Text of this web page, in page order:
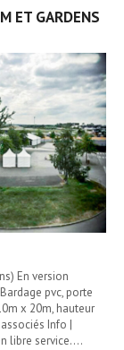
ET GARDENS
En version
pvc, porte
x 20m, hauteur
Info |
libre service.…